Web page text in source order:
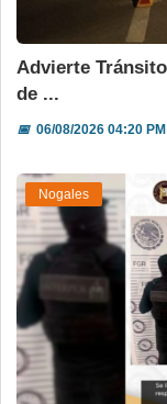
Advierte
de ...
📅06/08/2026 04:20 PM
Nogales